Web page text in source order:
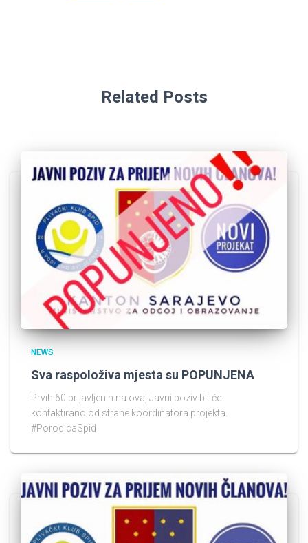
Related Posts
NEWS
Sva raspoloživa mjesta su POPUNJENA
Prvih 60 prijavljenih na ovaj Javni poziv bit će
kontaktirano od strane koordinatora projekta.
#PorodicaSpid